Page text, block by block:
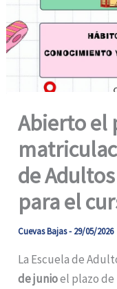
Abierto el
de
para el
Cuevas Bajas- 29/05/2026
La Escuela de
de junioel plazo